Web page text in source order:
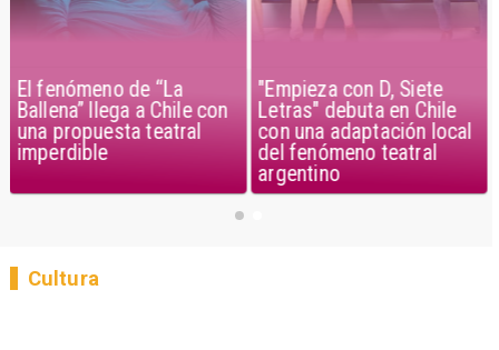
El fenómeno de “La
Ballena” llega a Chile con
una propuesta teatral
imperdible
"Empieza con D, Siete
Letras" debuta en Chile
con una adaptación local
del fenómeno teatral
argentino
Cultura